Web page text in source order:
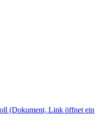
(Dokument, Link öffnet ein